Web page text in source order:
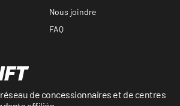
Nous joindre
FAQ
de concessionnaires et de centres